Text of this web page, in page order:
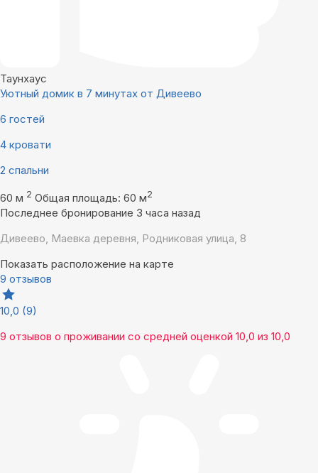
Таунхаус
Уютный домик в 7 минутах от Дивеево
6 гостей
4 кровати
2 спальни
60 м 2 Общая площадь: 60 м2
Последнее бронирование 3 часа назад
Дивеево, Маевка деревня, Родниковая улица, 8
Показать расположение на карте
9 отзывов
10,0 (9)
9 отзывов о проживании со средней оценкой 10,0 из 10,0